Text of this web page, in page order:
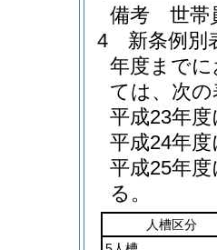
備考 世帯
4
新条例別
年度まで
ては、次
平成23年
平成24年
平成25年
る。
人槽区分